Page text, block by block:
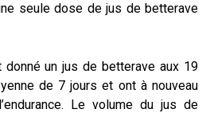
seule dose de jus de betterave
un jus de betterave aux 19
de 7 jours et ont à nouveau
Le volume du jus de